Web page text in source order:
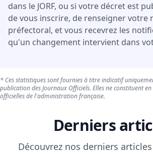
dans le JORF, ou si votre décret est
de vous inscrire, de renseigner votre
préfectoral, et vous recevrez les
qu'un changement intervient dans
* Ces statistiques sont fournies à titre indicatif
publication des Journaux Officiels. Elles ne constituent
officielles de l'administration française.
Derniers
Découvrez nos derniers